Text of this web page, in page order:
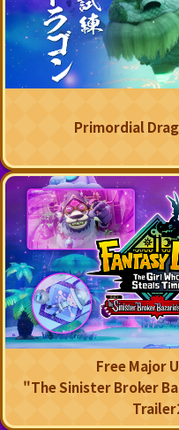
Primordial
Free Major
"The Sinister Broker